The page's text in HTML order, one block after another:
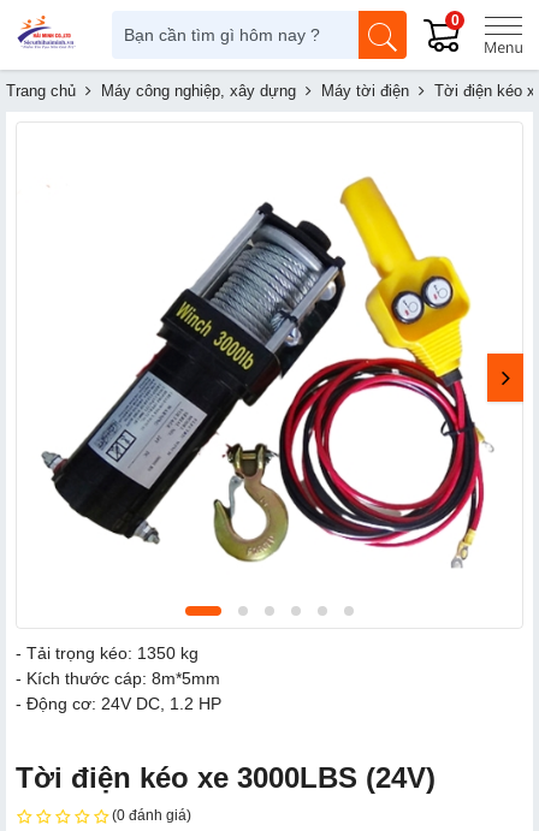
0
Trang chủ Máy công nghiệp, xây dựng Máy tời điện Tời điện kéo
- Tải trọng kéo: 1350 kg
- Kích thước cáp: 8m*5mm
- Động cơ: 24V DC, 1.2 HP
Tời điện kéo xe 3000LBS (24V)
(0 đánh giá)